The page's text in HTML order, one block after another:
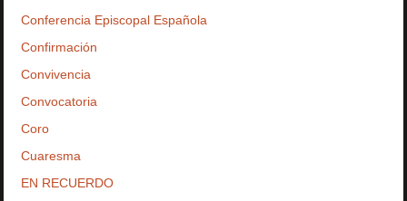
Conferencia Episcopal Española
Confirmación
Convivencia
Convocatoria
Coro
Cuaresma
EN RECUERDO